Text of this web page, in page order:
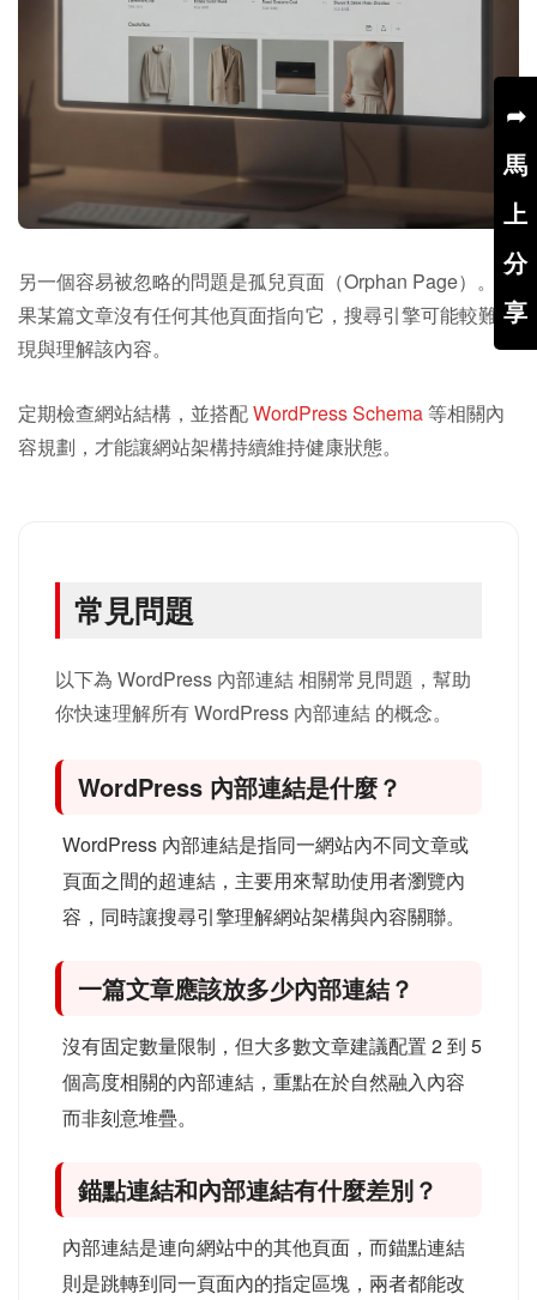
另一個容易被忽略的問題是孤兒頁面（Orphan Page）。如
果某篇文章沒有任何其他頁面指向它，搜尋引擎可能較難發
現與理解該內容。
定期檢查網站結構，並搭配WordPress Schema 等相關內
容規劃，才能讓網站架構持續維持健康狀態。
常見問題
以下為 WordPress 內部連結 相關常見問題，幫助
你快速理解所有 WordPress 內部連結 的概念。
WordPress 內部連結是什麼？
WordPress 內部連結是指同一網站內不同文章或
頁面之間的超連結，主要用來幫助使用者瀏覽內
容，同時讓搜尋引擎理解網站架構與內容關聯。
一篇文章應該放多少內部連結？
沒有固定數量限制，但大多數文章建議配置 2 到 5
個高度相關的內部連結，重點在於自然融入內容
而非刻意堆疊。
錨點連結和內部連結有什麼差別？
內部連結是連向網站中的其他頁面，而錨點連結
則是跳轉到同一頁面內的指定區塊，兩者都能改
➦
馬
上
分
享